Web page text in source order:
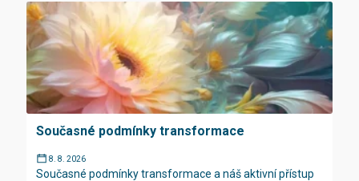
Současné podmínky transformace
8. 8. 2026
Současné podmínky transformace a náš aktivní přístup